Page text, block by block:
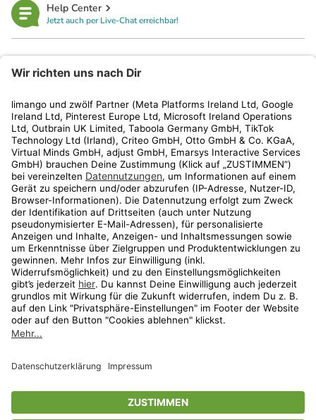
Help Center
Jetzt auch per Live-Chat erreichbar!
Kundenservice
Shop
Aktionen
Travel
* Streichpreise entsprechen der unverbindlichen Preisempfehlung des